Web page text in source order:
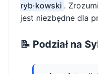
ryb·kowski .
jest niezbędne dla
📝 Podział na